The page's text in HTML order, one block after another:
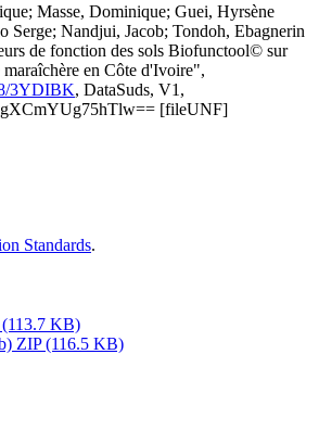
Masse, Dominique; Guei, Hyrsène
Serge; Nandjui, Jacob; Tondoh, Ebagnerin
de fonction des sols Biofunctool© sur
maraîchère en Côte d'Ivoire",
3YDIBK, DataSuds, V1,
[fileUNF]
Standards.
KB)
ZIP (116.5 KB)